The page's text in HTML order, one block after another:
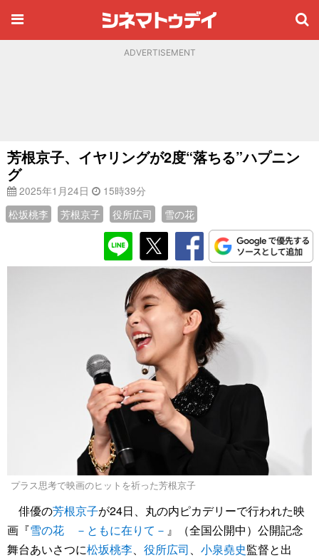
ADVERTISEMENT
芳根京子、イヤリングが2度“落ちる”ハプニン
グ
2025年1月24日
15時39分
松坂桃李
芳根京子 役所広司 雪の花
プラス思考で映画のヒットを祈った芳根京子
俳優の芳根京子が24日、丸の内ピカデリーで行われた映
画『雪の花 －ともに在りて－ 』（全国公開中）公開記念
舞台あいさつに松坂桃李 役所広司 小泉堯史監督と出